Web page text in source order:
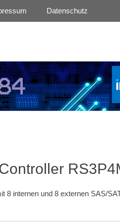
Datenschutz
8 internen und 8 externen SAS/